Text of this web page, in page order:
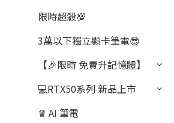
限時超殺💯
3萬以下獨立顯卡筆電😎
【🎉限時 免費升記憶體】
💻RTX50系列 新品上市
♛ AI 筆電